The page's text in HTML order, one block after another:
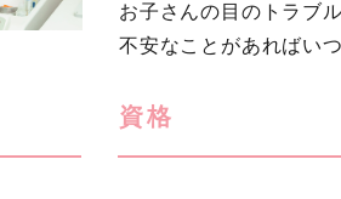
お子さんの目のトラブ
不安なことがあればい
資格